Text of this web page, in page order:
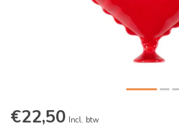
€22,50 Incl. btw